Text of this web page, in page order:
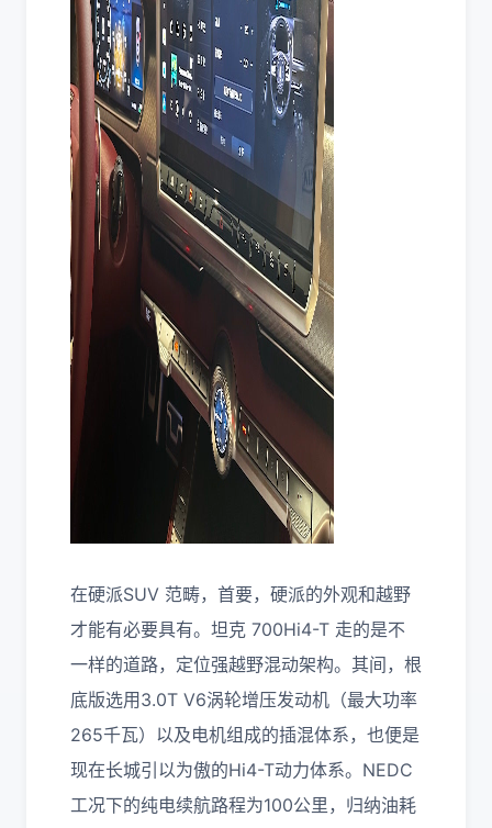
在硬派SUV 范畴，首要，硬派的外观和越野
才能有必要具有。坦克 700Hi4-T 走的是不
一样的道路，定位强越野混动架构。其间，根
底版选用3.0T V6涡轮增压发动机（最大功率
265千瓦）以及电机组成的插混体系，也便是
现在长城引以为傲的Hi4-T动力体系。NEDC
工况下的纯电续航路程为100公里，归纳油耗